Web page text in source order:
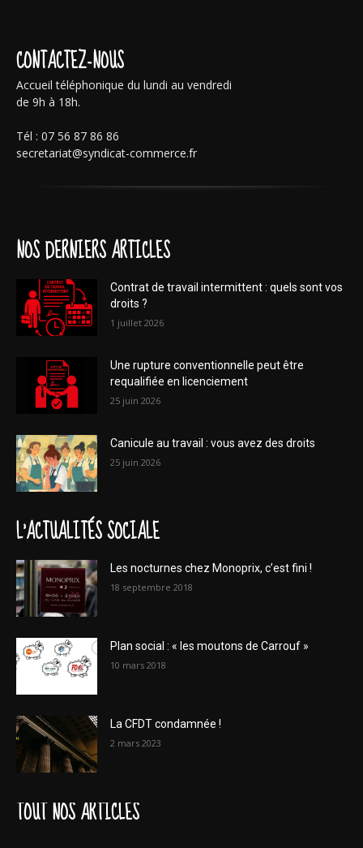
CONTACTEZ-NOUS
Accueil téléphonique du lundi au vendredi
de 9h à 18h.
Tél : 07 56 87 86 86
secretariat@syndicat-commerce.fr
NOS DERNIERS ARTICLES
Contrat de travail intermittent : quels sont vos
droits ?
1 juillet 2026
Une rupture conventionnelle peut être
requalifiée en licenciement
25 juin 2026
Canicule au travail : vous avez des droits
25 juin 2026
L'ACTUALITÉS SOCIALE
Les nocturnes chez Monoprix, c’est fini !
18 septembre 2018
Plan social : « les moutons de Carrouf »
10 mars 2018
La CFDT condamnée !
2 mars 2023
TOUT NOS ARTICLES